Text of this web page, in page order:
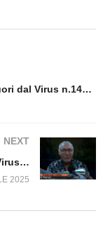
n.1430.SP
ARMIAMOCI E PAGATE Fuori dal Virus n.1451.SP
NEXT
FASCISMO E ANTIFASCISMO Fuori dal Virus n.1486.SP
2025